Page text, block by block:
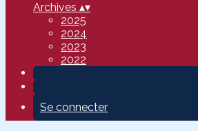
Archives ▴▾
2025
2024
2023
2022
Se connecter